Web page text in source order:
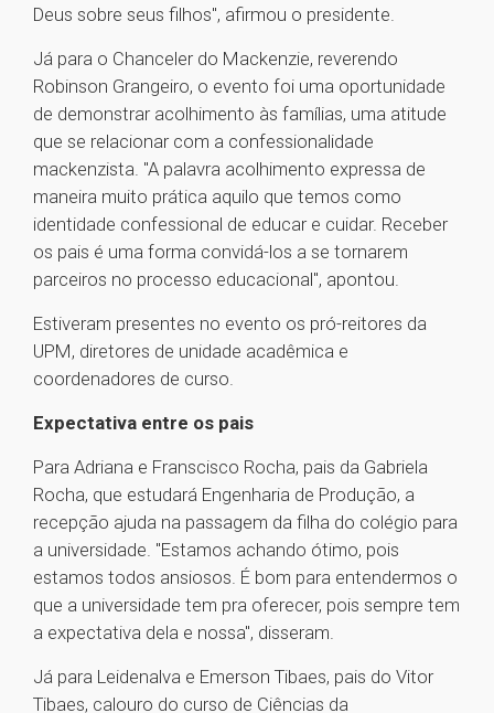
Deus sobre seus filhos", afirmou o presidente.
Já para o Chanceler do Mackenzie, reverendo
Robinson Grangeiro, o evento foi uma oportunidade
de demonstrar acolhimento às famílias, uma atitude
que se relacionar com a confessionalidade
mackenzista. "A palavra acolhimento expressa de
maneira muito prática aquilo que temos como
identidade confessional de educar e cuidar. Receber
os pais é uma forma convidá-los a se tornarem
parceiros no processo educacional", apontou.
Estiveram presentes no evento os pró-reitores da
UPM, diretores de unidade acadêmica e
coordenadores de curso.
Expectativa entre os pais
Para Adriana e Franscisco Rocha, pais da Gabriela
Rocha, que estudará Engenharia de Produção, a
recepção ajuda na passagem da filha do colégio para
a universidade. "Estamos achando ótimo, pois
estamos todos ansiosos. É bom para entendermos o
que a universidade tem pra oferecer, pois sempre tem
a expectativa dela e nossa", disseram.
Já para Leidenalva e Emerson Tibaes, pais do Vitor
Tibaes, calouro do curso de Ciências da